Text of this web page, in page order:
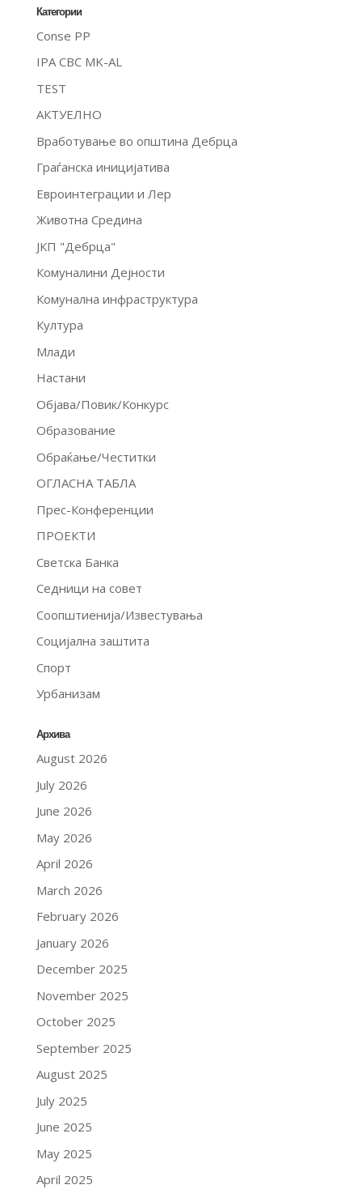
Категории
Conse PP
IPA CBC MK-AL
TEST
АКТУЕЛНО
Вработување во општина Дебрца
Граѓанска иницијатива
Евроинтеграции и Лер
Животна Средина
ЈКП "Дебрца"
Комуналини Дејности
Комунална инфраструктура
Култура
Млади
Настани
Објава/Повик/Конкурс
Образование
Обраќање/Честитки
ОГЛАСНА ТАБЛА
Прес-Конференции
ПРОЕКТИ
Светска Банка
Седници на совет
Соопштиенија/Известувања
Социјална заштита
Спорт
Урбанизам
Архива
August 2026
July 2026
June 2026
May 2026
April 2026
March 2026
February 2026
January 2026
December 2025
November 2025
October 2025
September 2025
August 2025
July 2025
June 2025
May 2025
April 2025